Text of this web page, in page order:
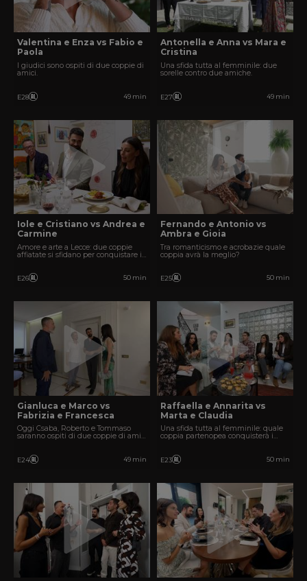
Valentina e Enza vs Fabio e
Paola
I giudici sono ospiti di due coppie di
amici.
E28 49 min
Antonella e Anna vs Mara e
Cristina
Una sfida tutta al femminile: due
sorelle contro due amiche.
E27 49 min
Iole e Cristiano vs Andrea e
Carmine
Amore e arte a Lecce: due coppie
affiatate si sfidano per conquistare i
E26 50 min
Fernando e Antonio vs
Ambra e Gioia
Tra romanticismo e acrobazie quale
coppia avrà la meglio?
E25 50 min
Gianluca e Marco vs
Fabrizia e Francesca
Oggi Csaba, Roberto e Tommaso
saranno ospiti di due coppie di amici
E24 49 min
Raffaella e Annarita vs
Marta e Claudia
Una sfida tutta al femminile: quale
coppia partenopea conquisterà i
E23 50 min